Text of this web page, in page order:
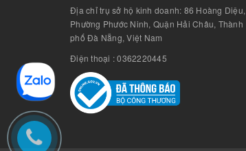
Địa chỉ trụ sở hộ kinh doanh: 86 Hoàng Diệu,
Phường Phước Ninh, Quận Hải Châu, Thành
phố Đà Nẵng, Việt Nam
Điện thoại : 0362220445